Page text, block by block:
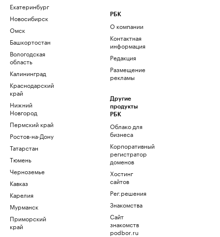
Екатеринбург
Новосибирск
Омск
Башкортостан
Вологодская
область
Калининград
Краснодарский
край
Нижний
Новгород
Пермский край
Ростов-на-Дону
Татарстан
Тюмень
Черноземье
Кавказ
Карелия
Мурманск
Приморский
край
РБК
О компании
Контактная
информация
Редакция
Размещение
рекламы
Другие
продукты
РБК
Облако для
бизнеса
Корпоративный
регистратор
доменов
Хостинг
сайтов
Рег.решения
Знакомства
Сайт
знакомств
podbor.ru